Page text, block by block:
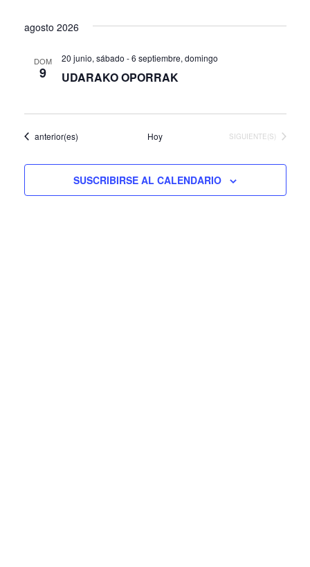
fecha.
agosto 2026
DOM
9 UDARAKO OPORRAK
20 junio, sábado -6 septiembre, domingo
Agenda
anterior(es) Hoy AGENDA
SIGUIENTE(S)
SUSCRIBIRSE AL CALENDARIO